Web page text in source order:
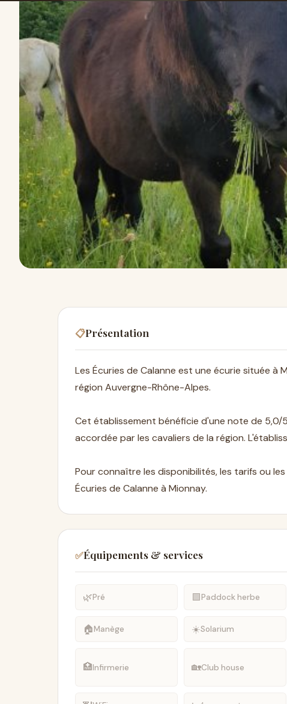
📋Présentation
Les Écuries de Calanne est une écurie située à
région Auvergne-Rhône-Alpes.
Cet établissement bénéficie d'une note de 5,0/
accordée par les cavaliers de la région.
Pour connaître les disponibilités, les tarifs ou
Écuries de Calanne à Mionnay.
✅Équipements & services
🌿Pré 🟩Paddock herbe
🏠Manège ☀️Solarium
🏥Infirmerie 🏡Club house